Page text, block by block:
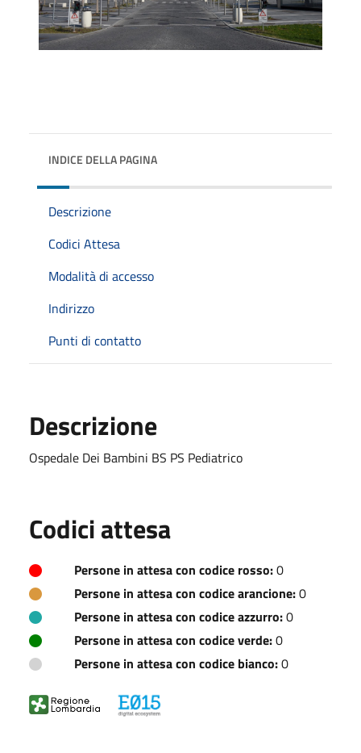
INDICE DELLA PAGINA
Descrizione
Codici Attesa
Modalità di accesso
Indirizzo
Punti di contatto
Descrizione
Ospedale Dei Bambini BS PS Pediatrico
Codici attesa
Persone in attesa con codice rosso:0
Persone in attesa con codice arancione:0
Persone in attesa con codice azzurro:0
Persone in attesa con codice verde:0
Persone in attesa con codice bianco:0